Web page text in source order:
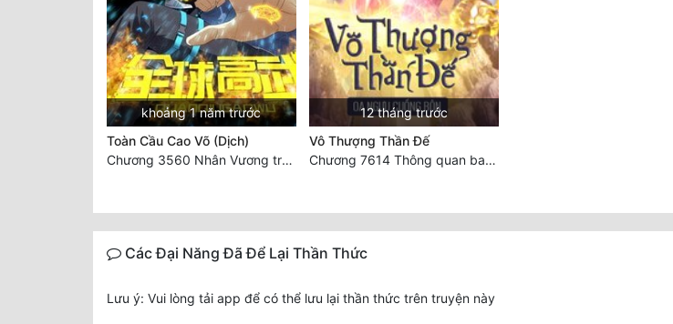
khoảng 1 năm trước
Toàn Cầu Cao Võ (Dịch)
Chương 3560 Nhân Vương trở về - END
12 tháng trước
Vô Thượng Thần Đế
Chương 7614 Thông quan ban thưởng, Ngục Hải Yên Thần Quang
Các Đại Năng Đã Để Lại Thần Thức
Lưu ý: Vui lòng tải app để có thể lưu lại thần thức trên truyện này